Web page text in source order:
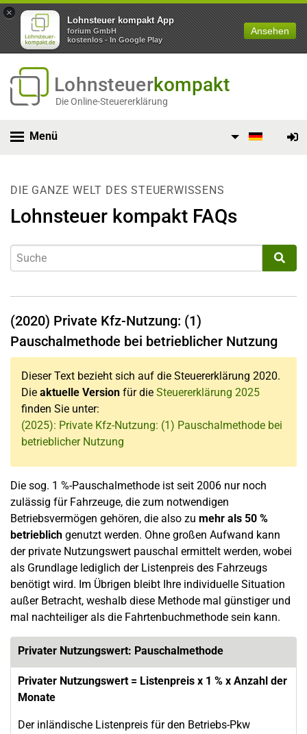
×
Lohnsteuer kompakt App
forium GmbH
kostenlos - In Google Play
Ansehen
Lohnsteuerkompakt
Die Online-Steuererklärung
Menü
DIE GANZE WELT DES STEUERWISSENS
Lohnsteuer kompakt FAQs
(2020) Private Kfz-Nutzung: (1)
Pauschalmethode bei betrieblicher Nutzung
Dieser Text bezieht sich auf die Steuererklärung 2020.
Die aktuelle Version für die Steuererklärung 2025
finden Sie unter:
(2025): Private Kfz-Nutzung: (1) Pauschalmethode bei
betrieblicher Nutzung
Die sog. 1 %-Pauschalmethode ist seit 2006 nur noch
zulässig für Fahrzeuge, die zum notwendigen
Betriebsvermögen gehören, die also zu mehr als 50 %
betrieblich genutzt werden. Ohne großen Aufwand kann
der private Nutzungswert pauschal ermittelt werden, wobei
als Grundlage lediglich der Listenpreis des Fahrzeugs
benötigt wird. Im Übrigen bleibt Ihre individuelle Situation
außer Betracht, weshalb diese Methode mal günstiger und
mal nachteiliger als die Fahrtenbuchmethode sein kann.
Privater Nutzungswert: Pauschalmethode
Privater Nutzungswert = Listenpreis x 1 % x Anzahl der
Monate
Der inländische Listenpreis für den Betriebs-Pkw